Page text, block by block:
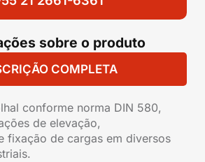
sobre o produto
COMPLETA
conforme norma DIN 580,
de elevação,
fixação de cargas em diversos